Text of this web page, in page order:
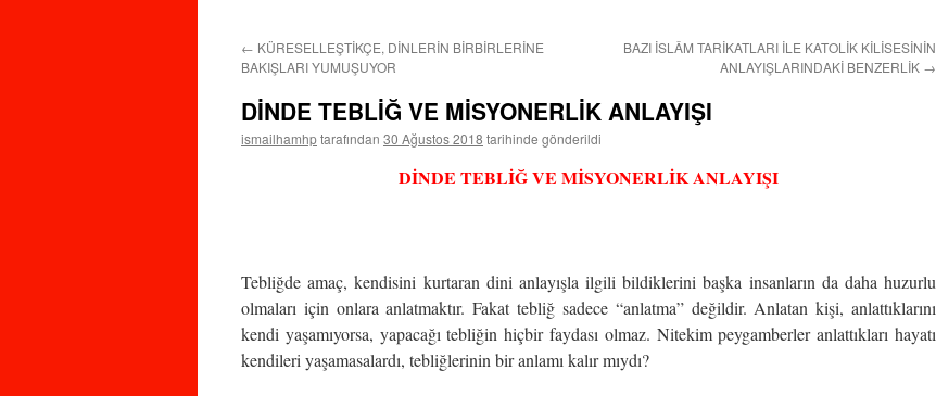
← KÜRESELLEŞTİKÇE, DİNLERİN BİRBİRLERİNE
BAKIŞLARI YUMUŞUYOR
BAZI İSLÂM TARİKATLARI İLE KATOLİK KİLİSESİNİN
ANLAYIŞLARINDAKİ BENZERLİK →
DİNDE TEBLİĞ VE MİSYONERLİK ANLAYIŞI
ismailhamhptarafından 30 Ağustos 2018 tarihinde gönderildi
DİNDE TEBLİĞ VE MİSYONERLİK ANLAYIŞI
Tebliğde amaç, kendisini kurtaran dini anlayışla ilgili bildiklerini başka insanların da daha huzurlu
olmaları için onlara anlatmaktır. Fakat tebliğ sadece “anlatma” değildir. Anlatan kişi, anlattıklarını
kendi yaşamıyorsa, yapacağı tebliğin hiçbir faydası olmaz. Nitekim peygamberler anlattıkları hayatı
kendileri yaşamasalardı, tebliğlerinin bir anlamı kalır mıydı?